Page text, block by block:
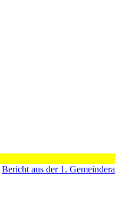
Bericht aus der 1.